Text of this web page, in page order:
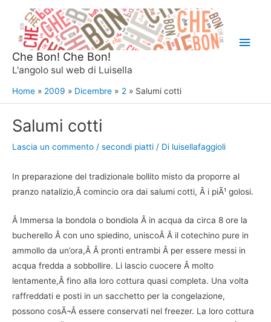
contenuto
Che Bon! Che Bon!
L'angolo sul web di Luisella
Home 2009 Dicembre 2 Salumi cotti
Salumi cotti
Lascia un commento / secondi piatti / Di luisellafaggioli
In preparazione del tradizionale bollito misto da proporre al
pranzo natalizio,Â comincio ora dai salumi cotti, Â i piÃ¹ golosi.
Â Immersa la bondola o bondiola Â in acqua da circa 8 ore la
bucherello Â con uno spiedino, uniscoÂ Â il cotechino pure in
ammollo da un’ora,Â Â pronti entrambi Â per essere messi in
acqua fredda a sobbollire. Li lascio cuocere Â molto
lentamente,Â fino alla loro cottura quasi completa. Una volta
raffreddati e posti in un sacchetto per la congelazione,
possono cosÃ¬Â essere conservati nel freezer. La loro cottura